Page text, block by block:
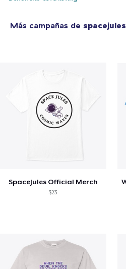
Más campañas de spacejules
SpaceJules Official Merch
$23